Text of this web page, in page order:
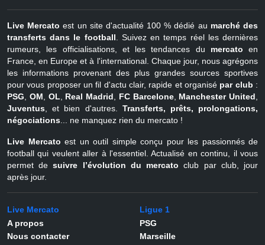
Live Mercato est un site d'actualité 100 % dédié au marché des
transferts dans le football . Suivez en temps réel les dernières
rumeurs, les officialisations, et les tendances du mercato en
France, en Europe et à l'international. Chaque jour, nous agrégons
les informations provenant des plus grandes sources sportives
pour vous proposer un fil d'actu clair, rapide et organisé par club :
PSG
OM OL Real Madrid FC Barcelone, Manchester United
Juventus , et bien d'autres. Transferts, prêts, prolongations,
négociations ... ne manquez rien du mercato !
Live Mercato est un outil simple conçu pour les passionnés de
football qui veulent aller à l'essentiel. Actualisé en continu, il vous
permet desuivre l’évolution du mercato club par club, jour
après jour.
Live Mercato
A propos
Nous contacter
Ligue 1
PSG
Marseille